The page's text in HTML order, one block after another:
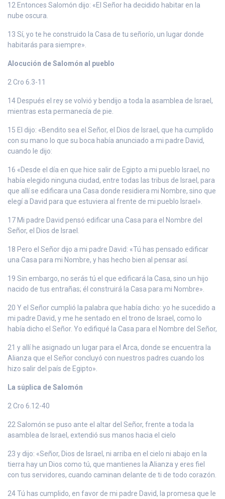
12 Entonces Salomón dijo: «El Señor ha decidido habitar en la
nube oscura.
13 Sí, yo te he construido la Casa de tu señorío, un lugar donde
habitarás para siempre».
Alocución de Salomón al pueblo
2 Cro 6.3-11
14 Después el rey se volvió y bendijo a toda la asamblea de Israel,
mientras esta permanecía de pie.
15 El dijo: «Bendito sea el Señor, el Dios de Israel, que ha cumplido
con su mano lo que su boca había anunciado a mi padre David,
cuando le dijo:
16 «Desde el día en que hice salir de Egipto a mi pueblo Israel, no
había elegido ninguna ciudad, entre todas las tribus de Israel, para
que allí se edificara una Casa donde residiera mi Nombre, sino que
elegí a David para que estuviera al frente de mi pueblo Israel».
17 Mi padre David pensó edificar una Casa para el Nombre del
Señor, el Dios de Israel.
18 Pero el Señor dijo a mi padre David: «Tú has pensado edificar
una Casa para mi Nombre, y has hecho bien al pensar así.
19 Sin embargo, no serás tú el que edificará la Casa, sino un hijo
nacido de tus entrañas; él construirá la Casa para mi Nombre».
20 Y el Señor cumplió la palabra que había dicho: yo he sucedido a
mi padre David, y me he sentado en el trono de Israel, como lo
había dicho el Señor. Yo edifiqué la Casa para el Nombre del Señor,
21 y allí he asignado un lugar para el Arca, donde se encuentra la
Alianza que el Señor concluyó con nuestros padres cuando los
hizo salir del país de Egipto».
La súplica de Salomón
2 Cro 6.12-40
22 Salomón se puso ante el altar del Señor, frente a toda la
asamblea de Israel, extendió sus manos hacia el cielo
23 y dijo: «Señor, Dios de Israel, ni arriba en el cielo ni abajo en la
tierra hay un Dios como tú, que mantienes la Alianza y eres fiel
con tus servidores, cuando caminan delante de ti de todo corazón.
24 Tú has cumplido, en favor de mi padre David, la promesa que le